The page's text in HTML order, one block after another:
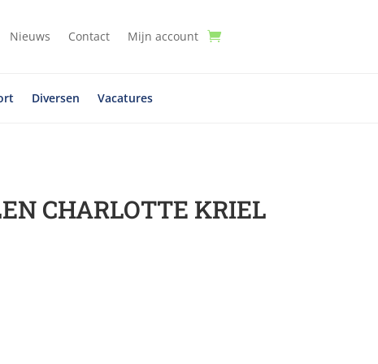
Nieuws Contact Mijn account
Diversen Vacatures
CHARLOTTE KRIEL